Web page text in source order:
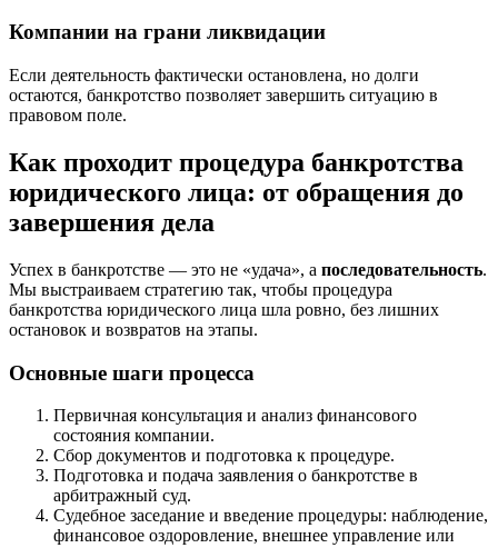
Компании на грани ликвидации
Если деятельность фактически остановлена, но долги
остаются, банкротство позволяет завершить ситуацию в
правовом поле.
Как проходит процедура банкротства
юридического лица: от обращения до
завершения дела
Успех в банкротстве — это не «удача», а последовательность.
Мы выстраиваем стратегию так, чтобы процедура
банкротства юридического лица шла ровно, без лишних
остановок и возвратов на этапы.
Основные шаги процесса
Первичная консультация и анализ финансового
состояния компании.
Сбор документов и подготовка к процедуре.
Подготовка и подача заявления о банкротстве в
арбитражный суд.
Судебное заседание и введение процедуры: наблюдение,
финансовое оздоровление, внешнее управление или